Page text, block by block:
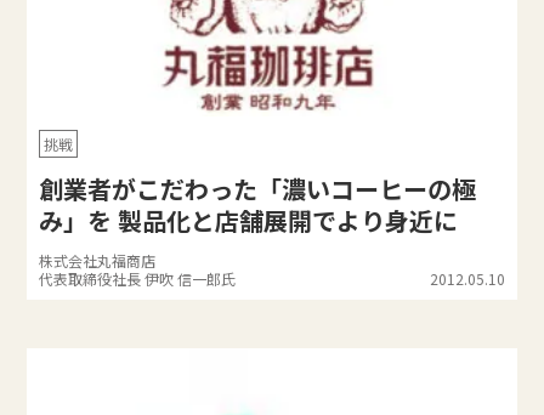
挑戦
創業者がこだわった「濃いコーヒーの極
み」を 製品化と店舗展開でより身近に
株式会社丸福商店
代表取締役社長 伊吹 信一郎氏
2012.05.10